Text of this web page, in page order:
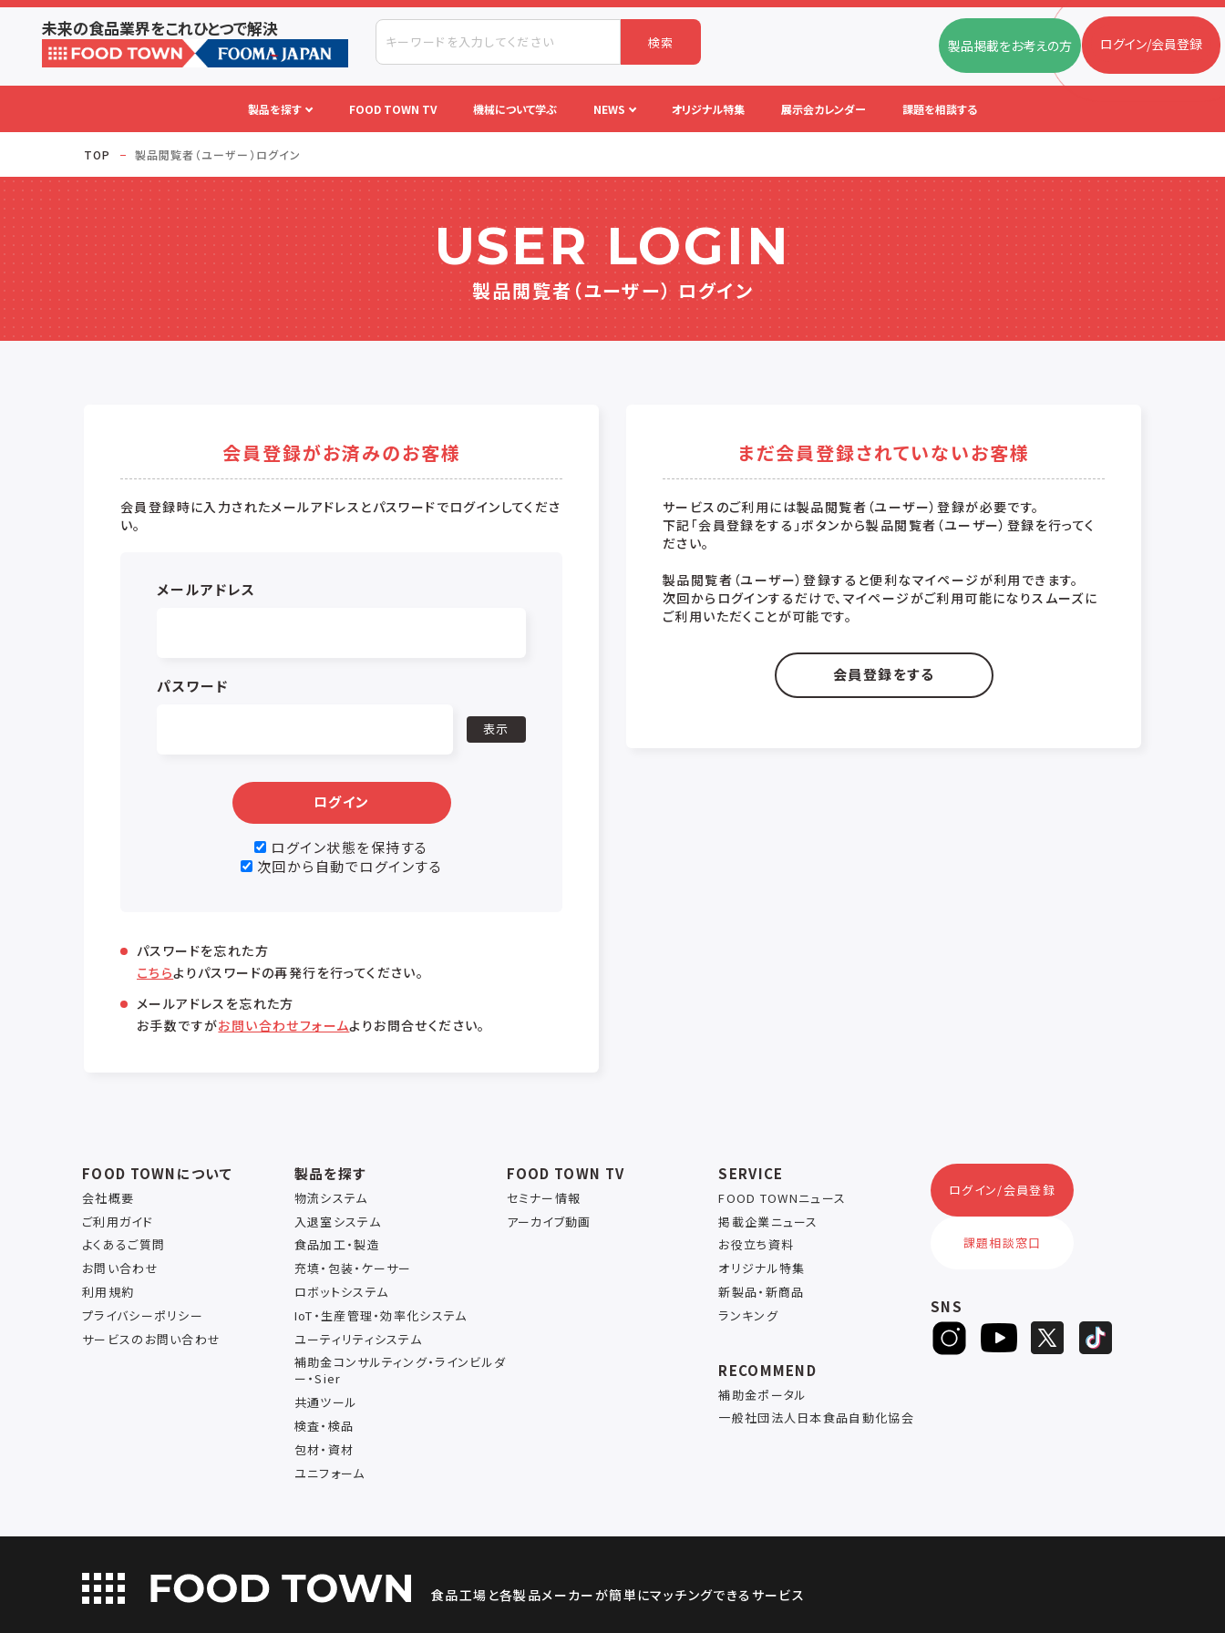
未来の食品業界をこれひとつで解決
検索 製品掲載をお考えの方 ログイン/会員登録
製品を探す FOOD TOWN TV 機械について学ぶ NEWS オリジナル特集 展示会カレンダー 課題を相談する
TOP 製品閲覧者（ユーザー）ログイン
USER LOGIN
製品閲覧者（ユーザー） ログイン
会員登録がお済みのお客様
会員登録時に入力されたメールアドレスとパスワードでログインしてくださ
い。
メールアドレス
パスワード
表示
ログイン
ログイン状態を保持する
次回から自動でログインする
パスワードを忘れた方
こちらよりパスワードの再発行を行ってください。
メールアドレスを忘れた方
お手数ですがお問い合わせフォームよりお問合せください。
まだ会員登録されていないお客様
サービスのご利用には製品閲覧者（ユーザー）登録が必要です。
下記「会員登録をする」ボタンから製品閲覧者（ユーザー）登録を行ってく
ださい。
製品閲覧者（ユーザー）登録すると便利なマイページが利用できます。
次回からログインするだけで、マイページがご利用可能になりスムーズに
ご利用いただくことが可能です。
会員登録をする
FOOD TOWNについて
会社概要
ご利用ガイド
よくあるご質問
お問い合わせ
利用規約
プライバシーポリシー
サービスのお問い合わせ
製品を探す
物流システム
入退室システム
食品加工・製造
充填・包装・ケーサー
ロボットシステム
IoT・生産管理・効率化システム
ユーティリティシステム
補助金コンサルティング・ラインビルダ
ー・Sier
共通ツール
検査・検品
包材・資材
ユニフォーム
FOOD TOWN TV
セミナー情報
アーカイブ動画
SERVICE
FOOD TOWNニュース
掲載企業ニュース
お役立ち資料
オリジナル特集
新製品・新商品
ランキング
RECOMMEND
補助金ポータル
一般社団法人日本食品自動化協会
ログイン/会員登録
課題相談窓口
SNS
食品工場と各製品メーカーが簡単にマッチングできるサービス